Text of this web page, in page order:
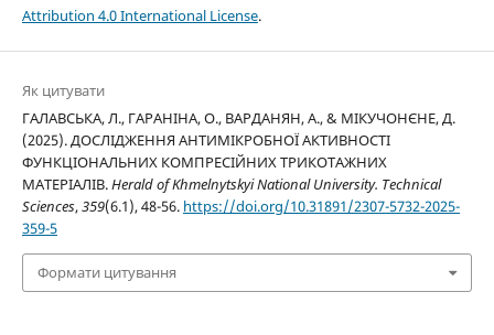
Attribution 4.0 International License.
Як цитувати
ГАЛАВСЬКА, Л., ГАРАНІНА, О., ВАРДАНЯН, А., & МІКУЧОНЄНЕ, Д.
(2025). ДОСЛІДЖЕННЯ АНТИМІКРОБНОЇ АКТИВНОСТІ
ФУНКЦІОНАЛЬНИХ КОМПРЕСІЙНИХ ТРИКОТАЖНИХ
МАТЕРІАЛІВ.Herald of Khmelnytskyi National University. Technical
Sciences,359(6.1), 48-56. https://doi.org/10.31891/2307-5732-2025-
359-5
Формати цитування